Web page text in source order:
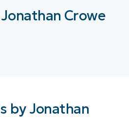
Crowe
by Jonathan